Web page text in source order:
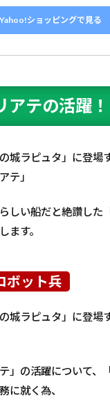
Yahoo!ショッピングで見る
アテの活躍！
城ラピュタ」に登場
テ」
しい船だと絶讚した
ます。
ボット兵
城ラピュタ」に登場
」の活躍について、
に就く為、